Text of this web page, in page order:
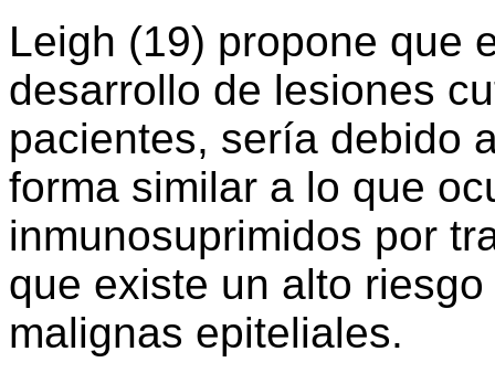
Leigh (19) propone que
desarrollo de lesiones
pacientes, sería debido
forma similar a lo que
inmunosuprimidos por
que existe un alto
malignas epiteliales.